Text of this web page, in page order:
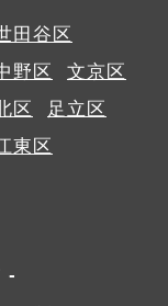
田谷区
野区
文京区
区
足立区
東区